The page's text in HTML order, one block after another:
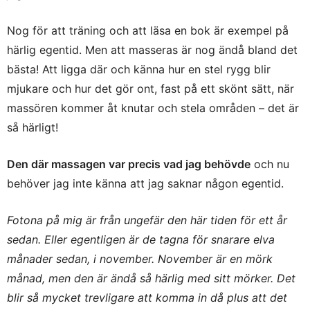
MALIN SKRIVER:
Härligt inspirerande! Jag borde verkligen lyssna
DECEMBER 30, 2015 KL. 4:16 E M
JANUARI 1, 2016 KL. 10:58 F M
men så modigt! att våga lyssna på sitt hjärta. Ofta
blir ju utfallet mycket bra, men det får man ju aldrig
veta om man inte testade. Gott nytt år på dig!
KARIN - FITNESSOCHHÄLSA SKRIVER:
Nog för att träning och att läsa en bok är exempel på
härlig egentid. Men att masseras är nog ändå bland det
bästa! Att ligga där och känna hur en stel rygg blir
mjukare och hur det gör ont, fast på ett skönt sätt, när
massören kommer åt knutar och stela områden – det är
så härligt!
Den där massagen var precis vad jag behövde och nu
behöver jag inte känna att jag saknar någon egentid.
Fotona på mig är från ungefär den här tiden för ett år
sedan. Eller egentligen är de tagna för snarare elva
månader sedan, i november. November är en mörk
månad, men den är ändå så härlig med sitt mörker. Det
blir så mycket trevligare att komma in då plus att det